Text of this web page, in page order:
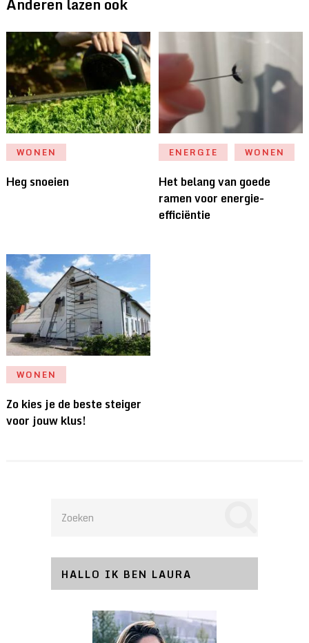
Anderen lazen ook
WONEN
Heg snoeien
ENERGIE WONEN
Het belang van goede
ramen voor energie-
efficiëntie
WONEN
Zo kies je de beste steiger
voor jouw klus!
HALLO IK BEN LAURA